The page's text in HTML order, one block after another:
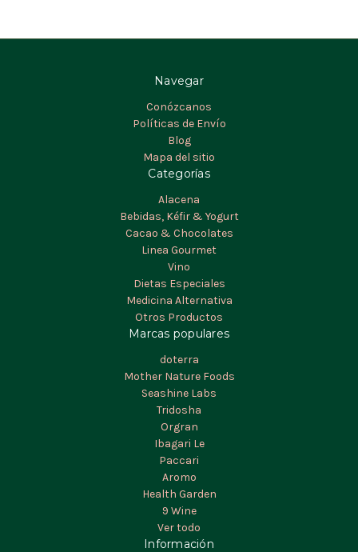
Navegar
Conózcanos
Políticas de Envío
Blog
Mapa del sitio
Categorías
Alacena
Bebidas, Kéfir & Yogurt
Cacao & Chocolates
Linea Gourmet
Vino
Dietas Especiales
Medicina Alternativa
Otros Productos
Marcas populares
doterra
Mother Nature Foods
Seashine Labs
Tridosha
Orgran
Ibagari Le
Paccari
Aromo
Health Garden
9 Wine
Ver todo
Información